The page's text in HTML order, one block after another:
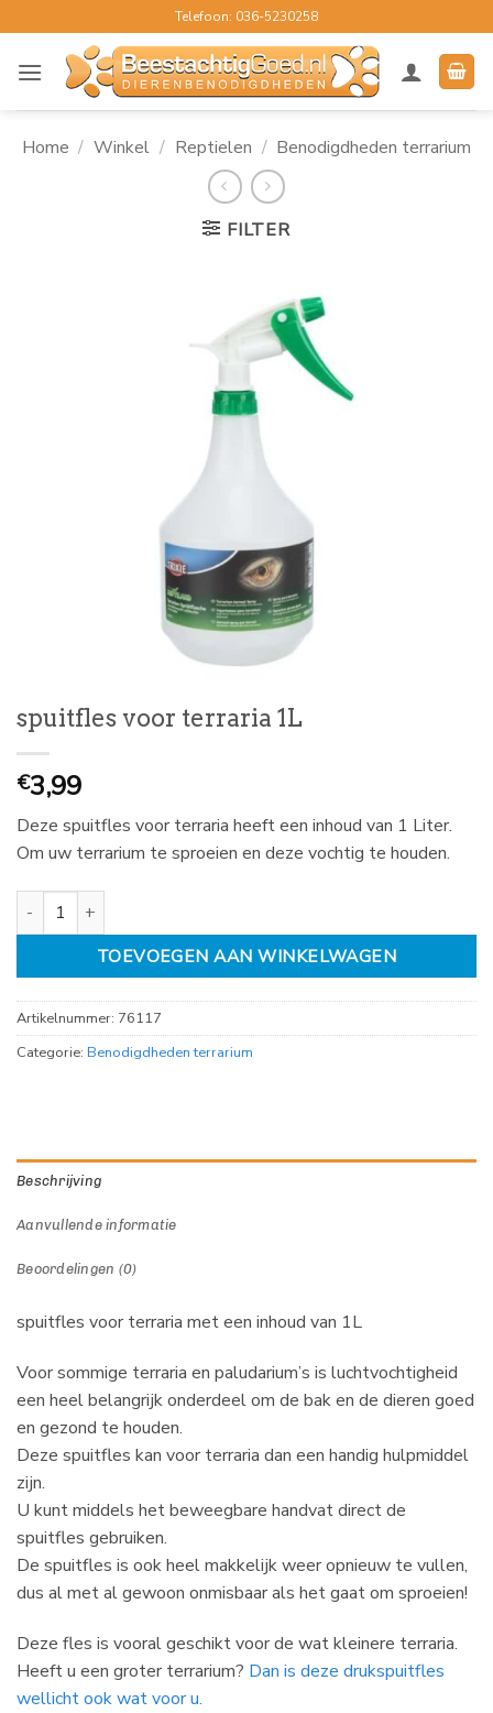
naar
inhoud
Telefoon: 036-5230258
Home / Winkel / Reptielen / Benodigdheden terrarium
FILTER
spuitfles voor terraria 1L
€3,99
Deze spuitfles voor terraria heeft een inhoud van 1 Liter.
Om uw terrarium te sproeien en deze vochtig te houden.
spuitfles voor terraria 1L aantal
TOEVOEGEN AAN WINKELWAGEN
Artikelnummer: 76117
Categorie: Benodigdheden terrarium
Beschrijving
Aanvullende informatie
Beoordelingen (0)
spuitfles voor terraria met een inhoud van 1L
Voor sommige terraria en paludarium’s is luchtvochtigheid
een heel belangrijk onderdeel om de bak en de dieren goed
en gezond te houden.
Deze spuitfles kan voor terraria dan een handig hulpmiddel
zijn.
U kunt middels het beweegbare handvat direct de
spuitfles gebruiken.
De spuitfles is ook heel makkelijk weer opnieuw te vullen,
dus al met al gewoon onmisbaar als het gaat om sproeien!
Deze fles is vooral geschikt voor de wat kleinere terraria.
Heeft u een groter terrarium? Dan is deze drukspuitfles
wellicht ook wat voor u.